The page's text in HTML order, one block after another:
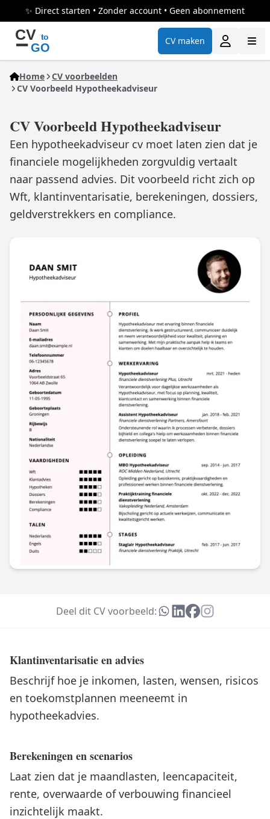
✨ Direct starten • Zonder account • Geen abonnement
CV maken
Home
CV voorbeelden
CV Voorbeeld Hypotheekadviseur
CV Voorbeeld Hypotheekadviseur
Een hypotheekadviseur cv moet laten zien dat je
financiele mogelijkheden zorgvuldig vertaalt
naar passend advies. Dit voorbeeld richt zich op
Wft, klantinventarisatie, berekeningen, dossiers,
geldverstrekkers en compliance.
Deel dit CV voorbeeld:
Klantinventarisatie en advies
Beschrijf hoe je inkomen, lasten, wensen, risicos
en toekomstplannen meeneemt in
hypotheekadvies.
Berekeningen en scenarios
Laat zien dat je maandlasten, leencapaciteit,
rente, overwaarde of verbouwing financieel
inzichtelijk maakt.